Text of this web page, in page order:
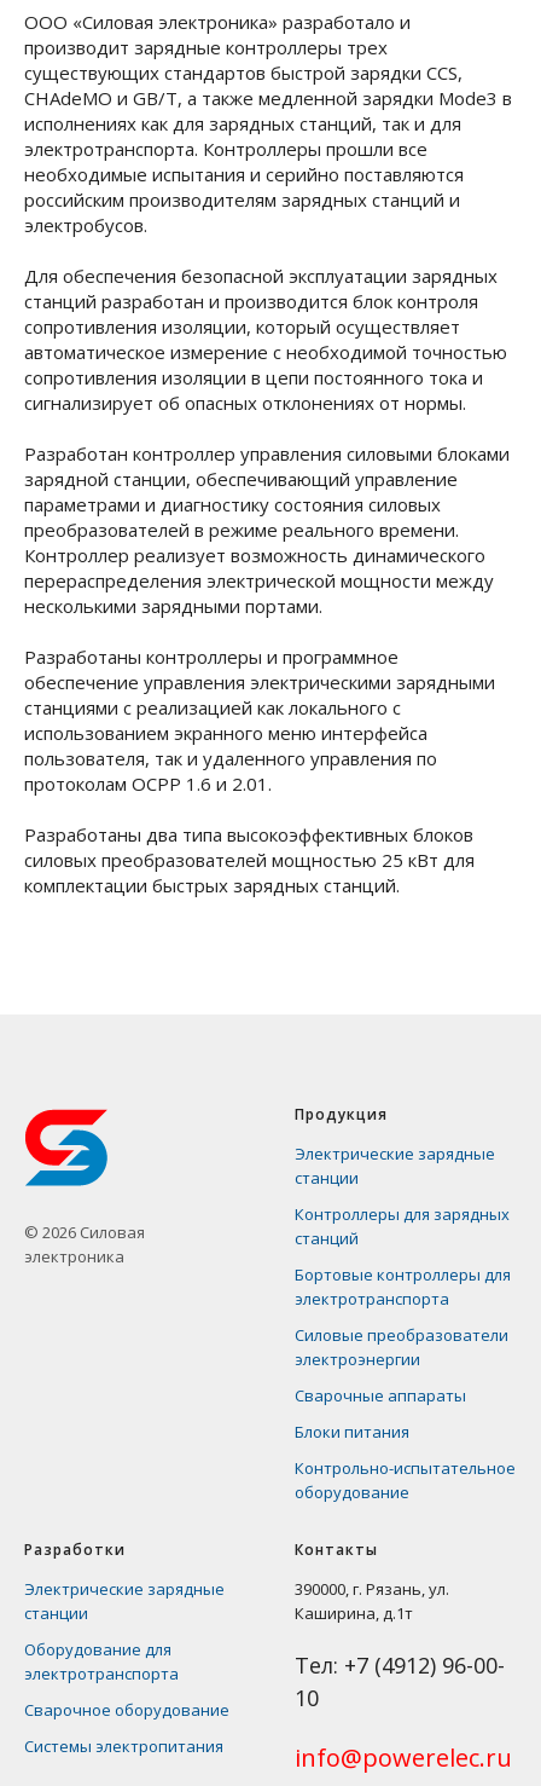
ООО «Силовая электроника» разработало и
производит зарядные контроллеры трех
существующих стандартов быстрой зарядки CCS,
CHAdeMO и GB/T, а также медленной зарядки Mode3 в
исполнениях как для зарядных станций, так и для
электротранспорта. Контроллеры прошли все
необходимые испытания и серийно поставляются
российским производителям зарядных станций и
электробусов.
Для обеспечения безопасной эксплуатации зарядных
станций разработан и производится блок контроля
сопротивления изоляции, который осуществляет
автоматическое измерение с необходимой точностью
сопротивления изоляции в цепи постоянного тока и
сигнализирует об опасных отклонениях от нормы.
Разработан контроллер управления силовыми блоками
зарядной станции, обеспечивающий управление
параметрами и диагностику состояния силовых
преобразователей в режиме реального времени.
Контроллер реализует возможность динамического
перераспределения электрической мощности между
несколькими зарядными портами.
Разработаны контроллеры и программное
обеспечение управления электрическими зарядными
станциями с реализацией как локального с
использованием экранного меню интерфейса
пользователя, так и удаленного управления по
протоколам OCPP 1.6 и 2.01.
Разработаны два типа высокоэффективных блоков
силовых преобразователей мощностью 25 кВт для
комплектации быстрых зарядных станций.
© 2026 Силовая
электроника
Продукция
Электрические зарядные
станции
Контроллеры для зарядных
станций
Бортовые контроллеры для
электротранспорта
Силовые преобразователи
электроэнергии
Сварочные аппараты
Блоки питания
Контрольно-испытательное
оборудование
Разработки
Электрические зарядные
станции
Оборудование для
электротранспорта
Сварочное оборудование
Системы электропитания
Контакты
390000, г. Рязань, ул.
Каширина, д.1т
Тел: +7 (4912) 96-00-
10
info@powerelec.ru